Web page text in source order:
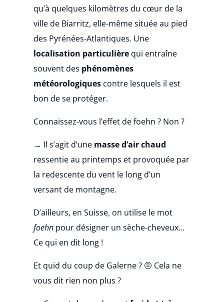
qu’à quelques kilomètres du cœur de la
ville de Biarritz, elle-même située au pied
des Pyrénées-Atlantiques. Une
localisation particulière qui entraîne
souvent des phénomènes
météorologiques contre lesquels il est
bon de se protéger.
Connaissez-vous l’effet de foehn ? Non ?
→ Il s’agit d’une masse d’air chaud
ressentie au printemps et provoquée par
la redescente du vent le long d’un
versant de montagne.
D’ailleurs, en Suisse, on utilise le mot
foehn pour désigner un sèche-cheveux…
Ce qui en dit long !
Et quid du coup de Galerne? 🤨 Cela ne
vous dit rien non plus ?